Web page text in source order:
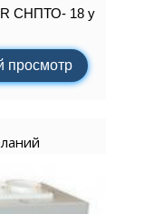
СНПТО- 18 у
просмотр